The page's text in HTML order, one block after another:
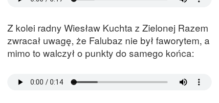
Z kolei radny Wiesław Kuchta z Zielonej Razem
zwracał uwagę, że Falubaz nie był faworytem, a
mimo to walczył o punkty do samego końca: